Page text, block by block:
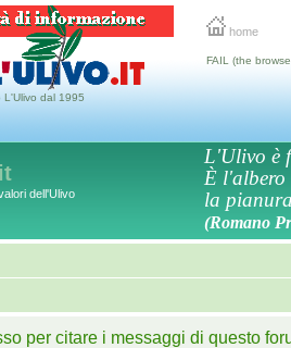
home
L'Ulivo dal 1995
FAIL (the
dell'Ulivo
L'Ulivo è
È l'albero
la
(Romano
per citare i messaggi di questo